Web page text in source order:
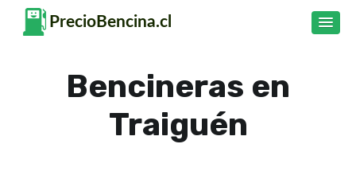
Bencineras en
Traiguén